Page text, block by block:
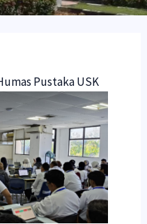
Pustaka USK